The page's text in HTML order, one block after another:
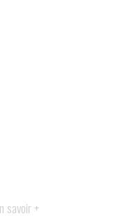
savoir +